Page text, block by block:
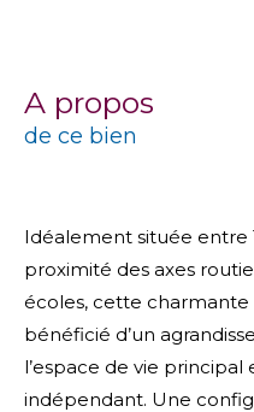
a propos
de ce bien
Idéalement située entre
proximité des axes
écoles, cette charmante
bénéficié d’un
l’espace de vie
indépendant. Une